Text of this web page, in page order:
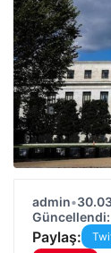
admin•
Paylaş: